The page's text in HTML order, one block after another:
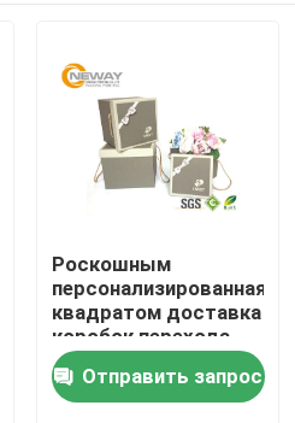
Роскошным
персонализированная
квадратом доставка
коробок перехода
цветка розовая для
торжества
Отправить запрос